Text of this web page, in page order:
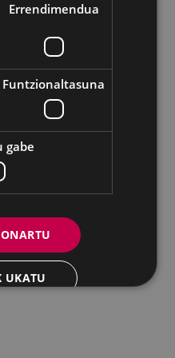
guztiak
11 | 20600 Eibar
943 70 84 40
L01200300
Errendimendua
Funtzionaltasuna
gabe
UKATU